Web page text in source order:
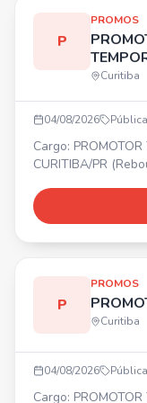
P
PROMOS
Curitiba
04/08/2026 Pública
Cargo: PROMOTOR
CURITIBA/PR
e internet
Sexta das 07h às
P
PROMOS
Curitiba
04/08/2026 Pública
Cargo: PROMOTOR TRADE